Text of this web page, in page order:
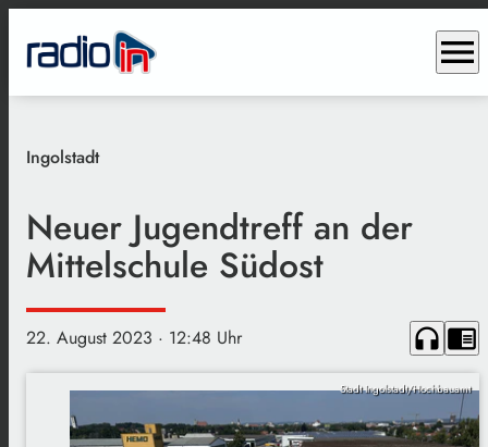
menu
Ingolstadt
Neuer Jugendtreff an der
Mittelschule Südost
22. August 2023 · 12:48 Uhr headphones chrome_reader_mode
Stadt Ingolstadt/Hochbauamt